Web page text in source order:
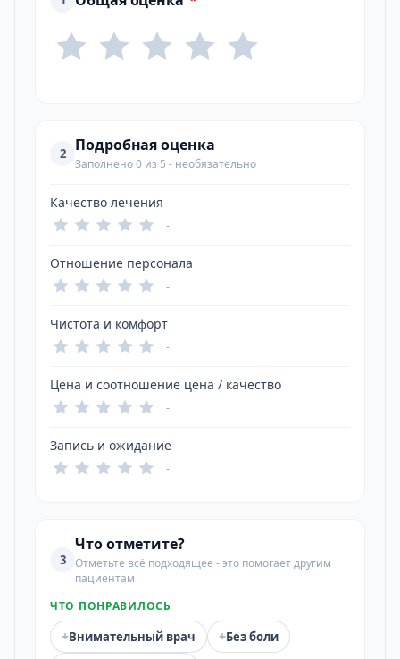
2 Подробная оценка
Заполнено 0 из 5 - необязательно
Качество лечения
-
Отношение персонала
-
Чистота и комфорт
-
Цена и соотношение цена / качество
-
Запись и ожидание
-
3
Что отметите?
Отметьте всё подходящее - это помогает другим
пациентам
ЧТО ПОНРАВИЛОСЬ
+Внимательный врач +Без боли